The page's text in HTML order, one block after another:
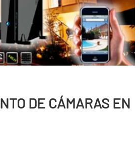
DE CÁMARAS EN